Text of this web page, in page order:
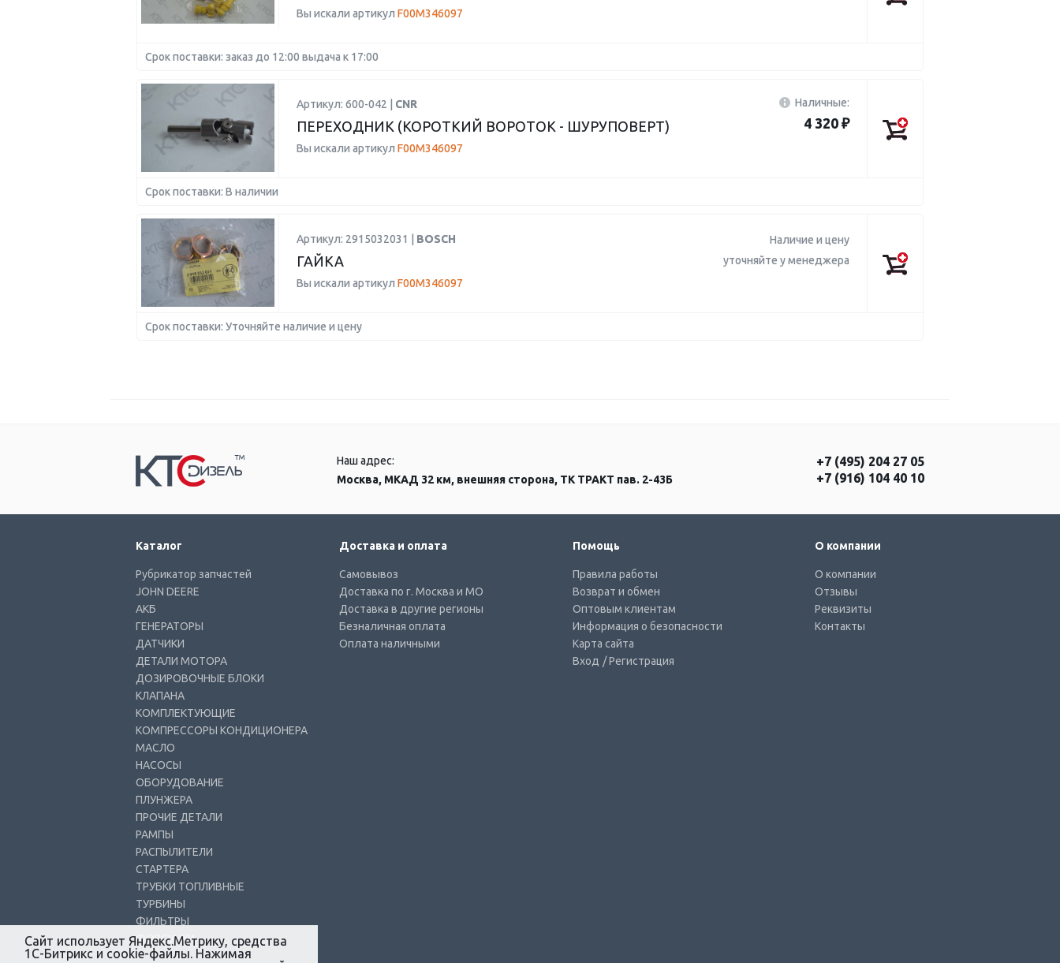
Вы искали артикул F00M346097
Срок поставки: заказ до 12:00 выдача к 17:00
Артикул: 600-042 | CNR
ПЕРЕХОДНИК (КОРОТКИЙ ВОРОТОК - ШУРУПОВЕРТ)
Вы искали артикул F00M346097
Наличные:
4 320 ₽
Срок поставки: В наличии
Артикул: 2915032031 | BOSCH
ГАЙКА
Вы искали артикул F00M346097
Наличие и цену
уточняйте у менеджера
Срок поставки: Уточняйте наличие и цену
Наш адрес:
Москва, МКАД 32 км, внешняя сторона, ТК ТРАКТ пав. 2-43Б
+7 (495) 204 27 05
+7 (916) 104 40 10
Каталог
Рубрикатор запчастей
JOHN DEERE
АКБ
ГЕНЕРАТОРЫ
ДАТЧИКИ
ДЕТАЛИ МОТОРА
ДОЗИРОВОЧНЫЕ БЛОКИ
КЛАПАНА
КОМПЛЕКТУЮЩИЕ
КОМПРЕССОРЫ КОНДИЦИОНЕРА
МАСЛО
НАСОСЫ
ОБОРУДОВАНИЕ
ПЛУНЖЕРА
ПРОЧИЕ ДЕТАЛИ
РАМПЫ
РАСПЫЛИТЕЛИ
СТАРТЕРА
ТРУБКИ ТОПЛИВНЫЕ
ТУРБИНЫ
ФИЛЬТРЫ
ФОРСУНКИ
Доставка и оплата
Самовывоз
Доставка по г. Москва и МО
Доставка в другие регионы
Безналичная оплата
Оплата наличными
Помощь
Правила работы
Возврат и обмен
Оптовым клиентам
Информация о безопасности
Карта сайта
Вход / Регистрация
О компании
О компании
Отзывы
Реквизиты
Контакты
Сайт использует Яндекс.Метрику, средства
1С-Битрикс и cookie-файлы. Нажимая